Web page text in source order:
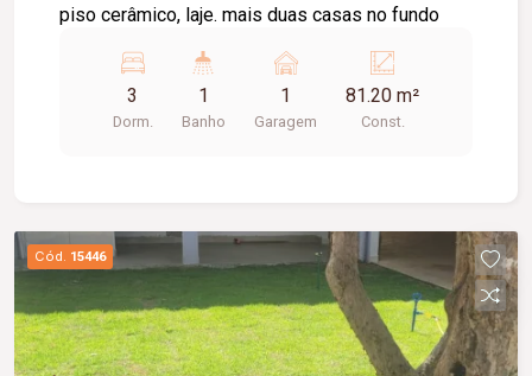
piso cerâmico, laje. mais duas casas no fundo
3
Dorm.
1
Banho
1
Garagem
81.20 m²
Const.
Cód. 15446